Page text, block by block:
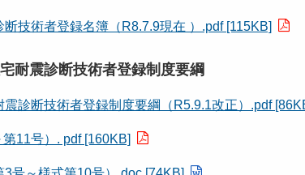
技術者登録名簿（R8.7.9現在 ）.pdf [115KB]
耐震診断技術者登録制度要綱
診断技術者登録制度要綱（R5.9.1改正）.pdf
11号）. pdf [160KB]